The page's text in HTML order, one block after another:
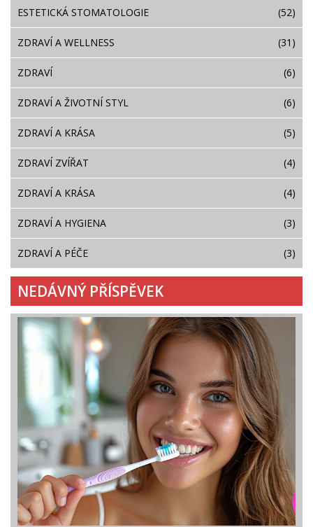
ESTETICKÁ STOMATOLOGIE (52)
ZDRAVÍ A WELLNESS (31)
ZDRAVÍ (6)
ZDRAVÍ A ŽIVOTNÍ STYL (6)
ZDRAVÍ A KRÁSA (5)
ZDRAVÍ ZVÍŘAT (4)
ZDRAVÍ A KRÁSA (4)
ZDRAVÍ A HYGIENA (3)
ZDRAVÍ A PÉČE (3)
NEDÁVNÝ PŘÍSPĚVEK